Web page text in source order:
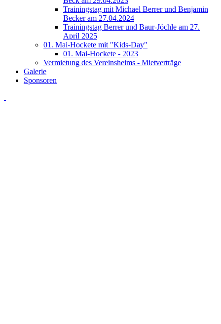
Trainingstag mit Michael Berrer und Benjamin
Becker am 27.04.2024
Trainingstag Berrer und Baur-Jöchle am 27.
April 2025
01. Mai-Hockete mit "Kids-Day"
01. Mai-Hockete - 2023
Vermietung des Vereinsheims - Mietverträge
Galerie
Sponsoren